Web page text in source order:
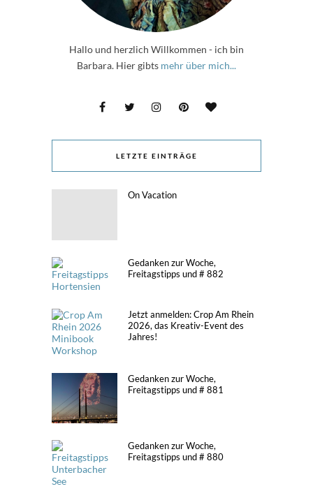
Hallo und herzlich Willkommen - ich bin
Barbara. Hier gibts mehr über mich...
LETZTE EINTRÄGE
On Vacation
Gedanken zur Woche,
Freitagstipps und # 882
Jetzt anmelden: Crop Am Rhein
2026, das Kreativ-Event des
Jahres!
Gedanken zur Woche,
Freitagstipps und # 881
Gedanken zur Woche,
Freitagstipps und # 880